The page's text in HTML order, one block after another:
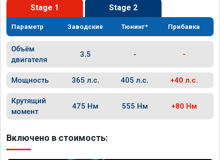
Stage 1 Stage 2
Параметр Заводские Тюнинг* Прибавка
Объём
двигателя
3.5 - -
Мощность 365 л.с. 405 л.с. +40 л.с.
Крутящий
момент
475 Нм 555 Нм +80 Нм
Включено в стоимость: